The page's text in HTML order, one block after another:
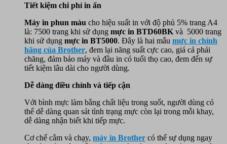
Tiết kiệm chi phí in ấn
Máy in phun màu cho hiệu suất in với độ phủ 5% trang A4
là: 7500 trang khi sử dụng mực in BTD60BK và 5000 trang
khi sử dụng mực in BT5000. Đây là hai mẫu mực in chính
hãng của Brother, đem lại năng suất cực cao, giá cả phải
chăng, đảm bảo máy và đầu in có tuổi thọ cao, đem đến sự
tiết kiệm lâu dài cho người dùng.
Dễ dàng điều chỉnh và tiếp cận
Với bình mực làm bằng chất liệu trong suốt, người dùng có
thể dễ dàng quan sát tình trạng mực còn lại trong mỗi khay,
dễ dàng nhận biết khi tiếp mực.
Cơ chế cắm và chạy, máy in Brother có thể sự dụng ngay